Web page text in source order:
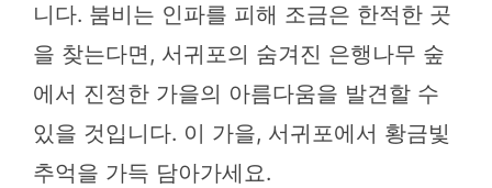
니다. 붐비는 인파를 피해 조금은 한적한 곳
을 찾는다면, 서귀포의 숨겨진 은행나무 숲
에서 진정한 가을의 아름다움을 발견할 수
있을 것입니다. 이 가을, 서귀포에서 황금빛
추억을 가득 담아가세요.